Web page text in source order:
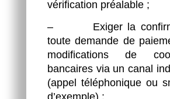
vérification préalable ;
– Exiger la
toute demande de
modifications de
bancaires via un canal
(appel téléphonique ou
d’exemple) ;